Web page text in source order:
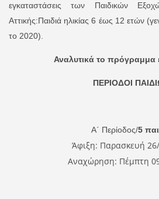
εγκαταστάσεις των Παιδικών
Αττικής:Παιδιά ηλικίας 6 έως 12 ετών
το 2020).
Αναλυτικά το πρόγραμμα
ΠΕΡΙΟΔΟΙ
Α΄ Περίοδος/5
Άφιξη: Παρασκευή
Αναχώρηση: Πέμπτη